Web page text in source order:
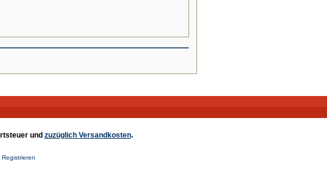
und zuzüglich Versandkosten.
Registrieren